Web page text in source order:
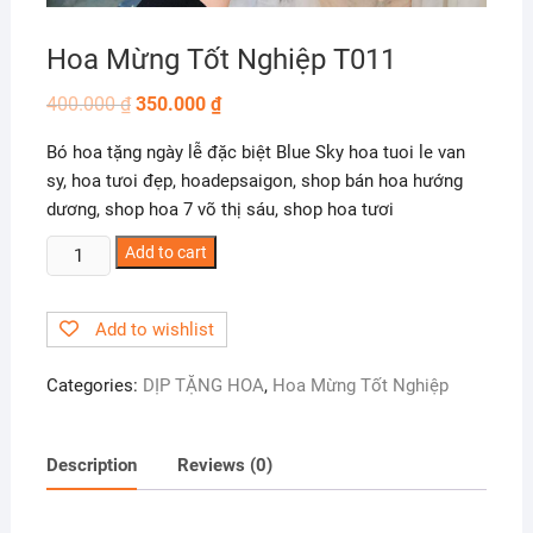
Hoa Mừng Tốt Nghiệp T011
400.000₫ 350.000 ₫
Bó hoa tặng ngày lễ đặc biệt Blue Sky hoa tuoi le van
sy, hoa tưoi đẹp, hoadepsaigon, shop bán hoa hướng
dương, shop hoa 7 võ thị sáu, shop hoa tươi
Hoa
Mừng
Nghiệp
quantity
Add to cart
Add to wishlist
Categories: DỊP TẶNG HOA, Hoa Mừng Tốt Nghiệp
Description Reviews (0)